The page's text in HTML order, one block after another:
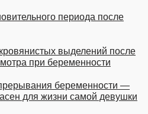
периода после
выделений после
при беременности
беременности —
для жизни самой девушки